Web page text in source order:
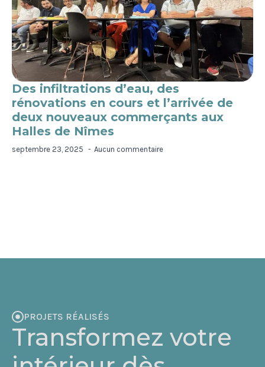
Des infiltrations d’eau, des
rénovations en cours et l’arrivée de
deux nouveaux commerçants aux
Halles de Nîmes
septembre 23, 2025 Aucun commentaire
PROJETS RÉALISÉS
Transformez votre